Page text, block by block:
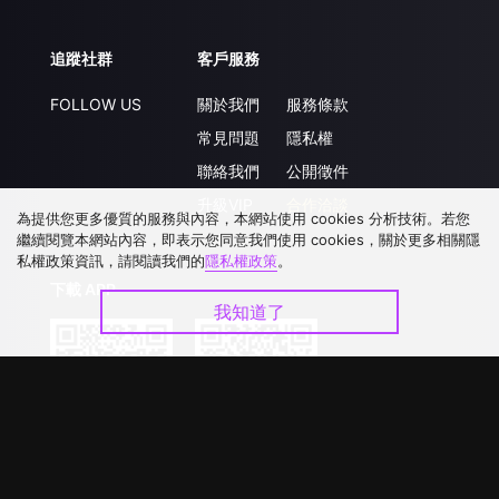
追蹤社群
FOLLOW US
客戶服務
關於我們
常見問題
聯絡我們
服務條款
隱私權
公開徵件
下載 APP
為提供您更多優質的服務與內容，本網站使用 cookies 分析技術。若您
繼續閱覽本網站內容，即表示您同意我們使用 cookies，關於更多相關隱
私權政策資訊，請閱讀我們的隱私權政策。
我知道了